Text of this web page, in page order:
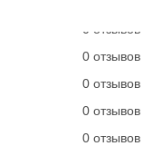
0 отзывов
0 отзывов
0 отзывов
0 отзывов
0 отзывов